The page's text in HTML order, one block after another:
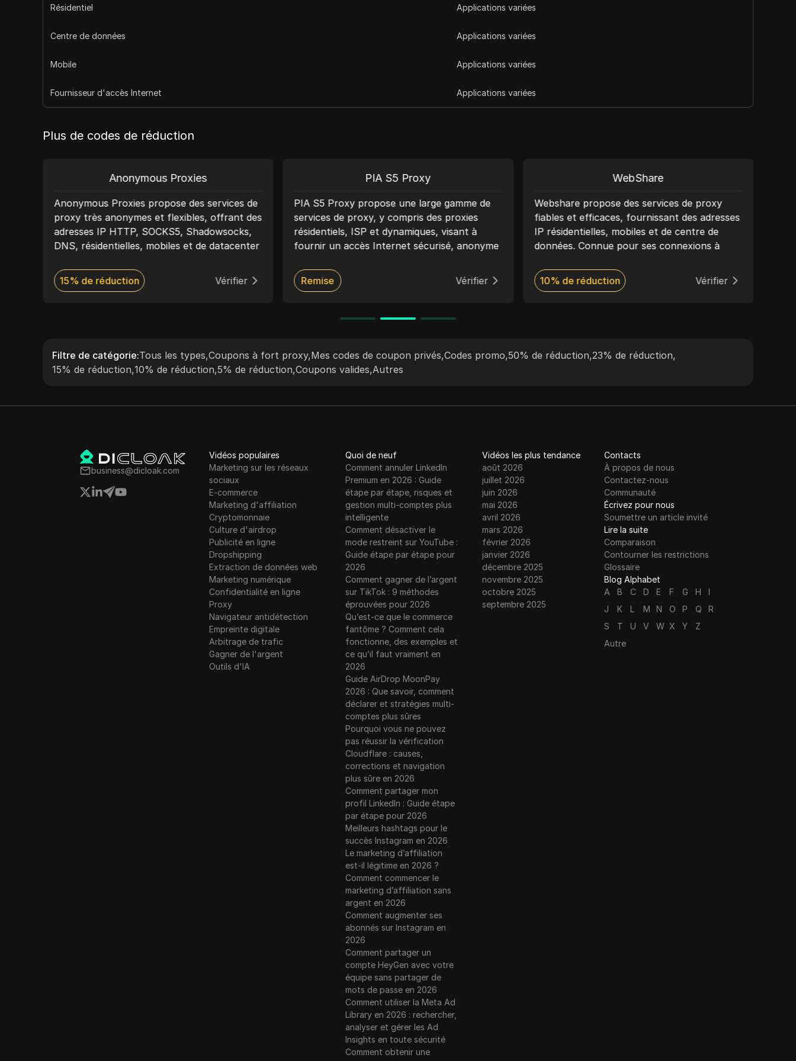
Résidentiel Applications variées
Centre de données Applications variées
Mobile Applications variées
Fournisseur d'accès Internet Applications variées
Plus de codes de réduction
Anonymous Proxies
Anonymous Proxies propose des services de
proxy très anonymes et flexibles, offrant des
adresses IP HTTP, SOCKS5, Shadowsocks,
DNS, résidentielles, mobiles et de datacenter
de 100 localisations dans le monde, une
tarification compétitive par IP, des
quotidienne à l’automatisation à grande
échelle.
15% de réduction Vérifier
PIA S5 Proxy
PIA S5 Proxy propose une large gamme de
services de proxy, y compris des proxies
résidentiels, ISP et dynamiques, visant à
fournir un accès Internet sécurisé, anonyme
350 millions d'IP résidentielles, PIA S5 Proxy
garantit des performances élevées et une
adapté à diverses tâches en ligne telles que
service prend en charge les protocoles
HTTP(S) et Socks5, garantissant flexibilité et
outils et applications. PIA S5 Proxy s'engage
Remise Vérifier
WebShare
Webshare propose des services de proxy
fiables et efficaces, fournissant des adresses
IP résidentielles, mobiles et de centre de
données. Connue pour ses connexions à
couverture mondiale étendue, Webshare
garantit une expérience de navigation fluide
10% de réduction Vérifier
Filtre de catégorie:Tous les types,Coupons à fort proxy,Mes codes de coupon privés,Codes promo,50% de réduction,23% de réduction,
15% de réduction,10% de réduction,5% de réduction,Coupons valides,Autres
business@dicloak.com
Vidéos populaires
Marketing sur les réseaux
sociaux
E-commerce
Marketing d'affiliation
Cryptomonnaie
Culture d'airdrop
Publicité en ligne
Dropshipping
Extraction de données web
Marketing numérique
Confidentialité en ligne
Proxy
Navigateur antidétection
Empreinte digitale
Arbitrage de trafic
Gagner de l'argent
Outils d'IA
Quoi de neuf
Comment annuler LinkedIn
Premium en 2026 : Guide
étape par étape, risques et
gestion multi-comptes plus
intelligente
Comment désactiver le
mode restreint sur YouTube :
Guide étape par étape pour
2026
Comment gagner de l’argent
sur TikTok : 9 méthodes
éprouvées pour 2026
Qu’est-ce que le commerce
fantôme ? Comment cela
fonctionne, des exemples et
ce qu’il faut vraiment en
2026
Guide AirDrop MoonPay
2026 : Que savoir, comment
déclarer et stratégies multi-
comptes plus sûres
Pourquoi vous ne pouvez
pas réussir la vérification
Cloudflare : causes,
corrections et navigation
plus sûre en 2026
Comment partager mon
profil LinkedIn : Guide étape
par étape pour 2026
Meilleurs hashtags pour le
succès Instagram en 2026
Le marketing d’affiliation
est-il légitime en 2026 ?
Comment commencer le
marketing d’affiliation sans
argent en 2026
Comment augmenter ses
abonnés sur Instagram en
2026
Comment partager un
compte HeyGen avec votre
équipe sans partager de
mots de passe en 2026
Comment utiliser la Meta Ad
Library en 2026 : rechercher,
analyser et gérer les Ad
Insights en toute sécurité
Comment obtenir une
Vidéos les plus tendance
août 2026
juillet 2026
juin 2026
mai 2026
avril 2026
mars 2026
février 2026
janvier 2026
décembre 2025
novembre 2025
octobre 2025
septembre 2025
Contacts
À propos de nous
Contactez-nous
Communauté
Écrivez pour nous
Soumettre un article invité
Lire la suite
Comparaison
Contourner les restrictions
Glossaire
Blog Alphabet
A
B C D E F G H
I
J
K L M N O P Q
R
S
T U V W X Y
Z
Autre